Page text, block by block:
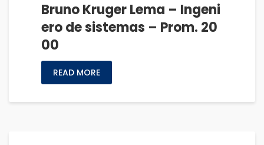
Bruno Kruger Lema – Ingeni
ero de sistemas – Prom. 20
00
READ MORE